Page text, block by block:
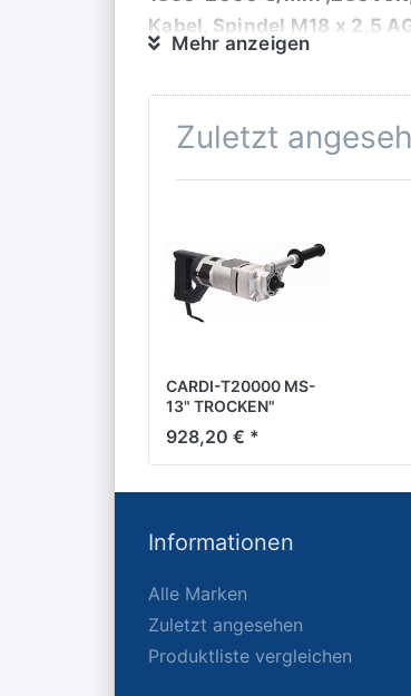
Kabel, Spindel M18 x 2,5
Warennummer:
OPTIONAL: empfohlen
wird ein staubreduziertes
Mehr anzeigen
Zuletzt
CARDI-T20000 MS-
13" TROCKEN"
Freihand
Dosenbohrmaschine
für Steckdosen und
928,20 € *
Informationen
Alle Marken
Zuletzt angesehen
Produktliste vergleichen